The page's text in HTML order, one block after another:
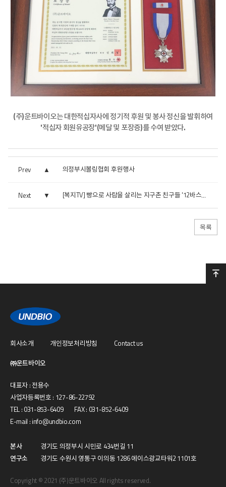
(주)운트바이오는 대한적십자사에 정기적 후원 및 봉사 정신을 발휘하여
'적십자 회원유공장'(메달 및 포장증)를 수여 받았다.
Prev 의정부시볼링협회 후원행사
Next [복지TV] 빵으로 사람을 살리는 지구촌 친구들 '12바스켓'
목록
회사소개 개인정보처리방침
Contact us
㈜운트바이오
대표자 : 전용수
사업자등록번호 : 127-86-22792
TEL : 031-853-6409 FAX : 031-852-6409
E-mail : info@undbio.com
본사
경기도 의정부시 시민로 434번길 11
연구소
경기도 수원시 영통구 이의동 1286 에이스광교타워2 1101호
Copyright © 2021 (주)운트바이오 All rights reserved.